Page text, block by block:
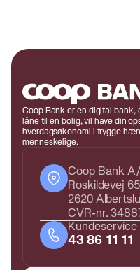
Coop Bank er en digital bank,
låne til en bolig, vil have din
hverdagsøkonomi i trygge
menneskelige.
Coop Bank
Roskildevej 65
2620
CVR-nr.
Kundeservice
43 86 11 11